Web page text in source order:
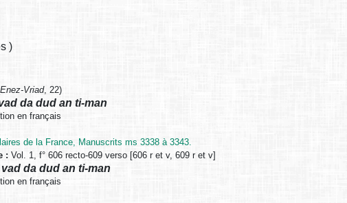
)
Enez-Vriad, 22)
da dud an ti-man
en français
de la France, Manuscrits ms 3338 à 3343.
: Vol. 1, f° 606 recto-609 verso [606 r et v, 609 r et v]
da dud an ti-man
en français